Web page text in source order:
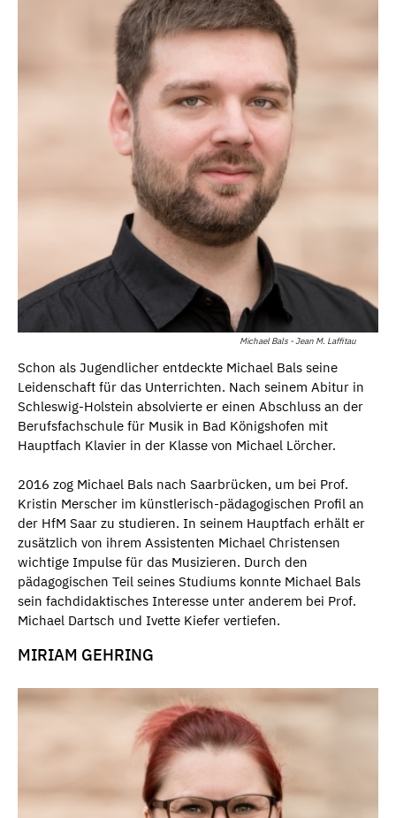
Michael Bals - Jean M. Laffitau
Schon als Jugendlicher entdeckte Michael Bals seine
Leidenschaft für das Unterrichten. Nach seinem Abitur in
Schleswig-Holstein absolvierte er einen Abschluss an der
Berufsfachschule für Musik in Bad Königshofen mit
Hauptfach Klavier in der Klasse von Michael Lörcher.
2016 zog Michael Bals nach Saarbrücken, um bei Prof.
Kristin Merscher im künstlerisch-pädagogischen Profil an
der HfM Saar zu studieren. In seinem Hauptfach erhält er
zusätzlich von ihrem Assistenten Michael Christensen
wichtige Impulse für das Musizieren. Durch den
pädagogischen Teil seines Studiums konnte Michael Bals
sein fachdidaktisches Interesse unter anderem bei Prof.
Michael Dartsch und Ivette Kiefer vertiefen.
MIRIAM GEHRING